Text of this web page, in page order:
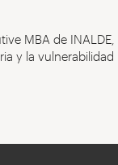
MBA de
y la vulnerabilidad